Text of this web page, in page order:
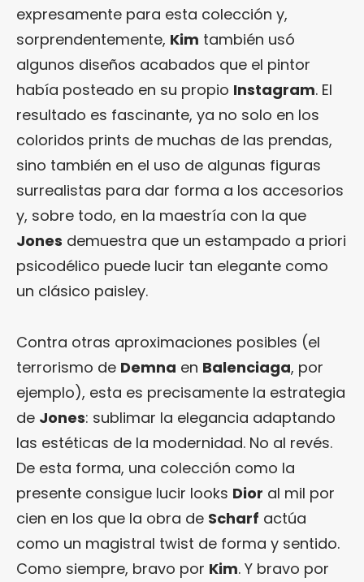
expresamente para esta colección y,
sorprendentemente, Kim también usó
algunos diseños acabados que el pintor
había posteado en su propio Instagram. El
resultado es fascinante, ya no solo en los
coloridos prints de muchas de las prendas,
sino también en el uso de algunas figuras
surrealistas para dar forma a los accesorios
y, sobre todo, en la maestría con la que
Jones demuestra que un estampado a priori
psicodélico puede lucir tan elegante como
un clásico paisley.
Contra otras aproximaciones posibles (el
terrorismo de Demna en Balenciaga, por
ejemplo), esta es precisamente la estrategia
de Jones: sublimar la elegancia adaptando
las estéticas de la modernidad. No al revés.
De esta forma, una colección como la
presente consigue lucir looks Dior al mil por
cien en los que la obra de Scharf actúa
como un magistral twist de forma y sentido.
Como siempre, bravo por Kim. Y bravo por